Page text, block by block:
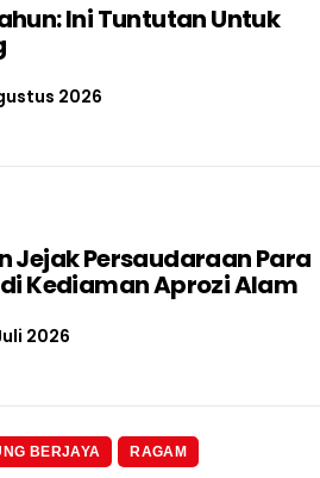
Ini Tuntutan Untuk
2026
Jejak Persaudaraan Para
Kediaman Aprozi Alam
2026
BERJAYA RAGAM